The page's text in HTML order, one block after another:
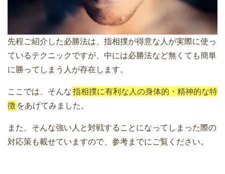
先程ご紹介した必勝法は、指相撲が得意な人が実際に使っ
ているテクニックですが、中には必勝法など無くても簡単
に勝ってしまう人が存在します。
ここでは、そんな指相撲に有利な人の身体的・精神的な特
徴 をあげてみました。
また、そんな強い人と対戦することになってしまった際の
対応策も載せていますので、参考までにご覧ください。